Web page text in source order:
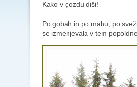
Kako v gozdu diši!
Po gobah in po mahu, po
se izmenjevala v tem